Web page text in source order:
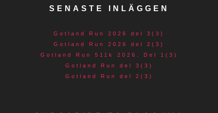
SENASTE INLÄGGEN
Gotland Run 2026 del 3(3)
Gotland Run 2026 del 2(3)
Gotland Run 511k 2026. Del 1(3)
Gotland Run del 3(3)
Gotland Run del 2(3)